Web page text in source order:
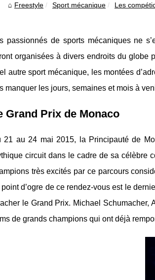
Freestyle Sport mécanique Les
passionnés de sports mécaniques ne
organisées à divers endroits du globe
autre sport mécanique, les montées
manquer les jours, semaines et mois à
Grand Prix de Monaco
21 au 24 mai 2015, la Principauté de
circuit dans le cadre de sa célèbre
très excités par ce parcours
point d’ogre de ce rendez-vous est le
le Grand Prix. Michael
de grands champions qui ont déjà